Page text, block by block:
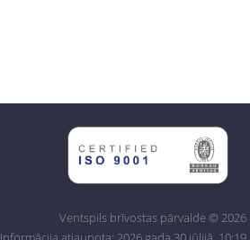
Ventspils brīvostas pārvalde © 2026